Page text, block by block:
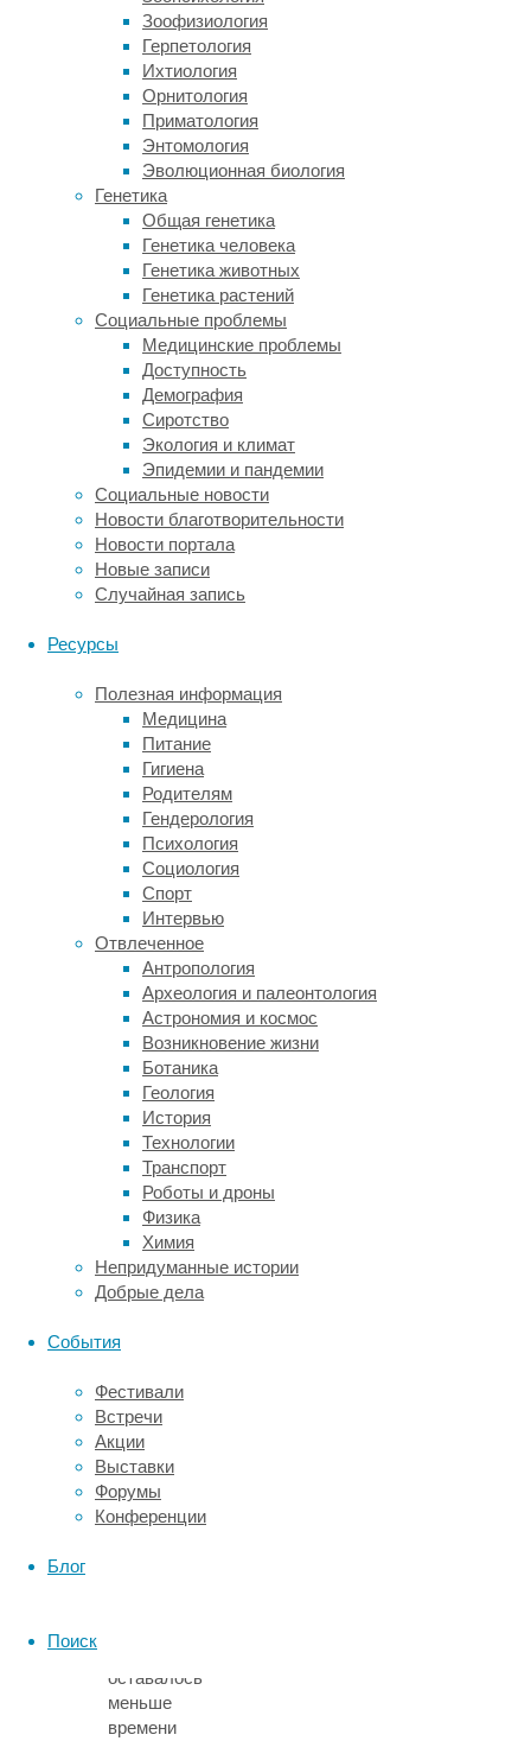
Зоофизиология
Герпетология
Ихтиология
Орнитология
Приматология
Энтомология
Эволюционная биология
Генетика
Общая генетика
Генетика человека
Генетика животных
Генетика растений
Социальные проблемы
Медицинские проблемы
Доступность
Демография
Сиротство
Экология и климат
Эпидемии и пандемии
Социальные новости
Новости благотворительности
Новости портала
Новые записи
Случайная запись
Ресурсы
Полезная информация
Медицина
Питание
Гигиена
Родителям
Гендерология
Психология
Социология
Спорт
Интервью
Отвлеченное
Антропология
Археология и палеонтология
Астрономия и космос
Возникновение жизни
Ботаника
Геология
История
Технологии
Транспорт
Роботы и дроны
Физика
Химия
Непридуманные истории
Добрые дела
События
Фестивали
Встречи
Акции
Выставки
Форумы
Конференции
Блог
Поиск
уходит
среднем
семь-
девять
минут:
животные
сгибают
переплетают
ветки,
для
мягкости
добавляют
«кровать»
листву,
превращая
ее
в
«подушки»
и
«одеяла».
«тихого
однако,
сооружают
дневные
«гнезда»:
их
строительство
занимает
менее
двух
минут.
Результаты
научной
работы,
опубликованной
журнале
Current
Biology,
показали,
наиболее
активные
течение
дня
ночью
меньше.
Но
не
из-
за
усталости
оставалось
меньше
времени